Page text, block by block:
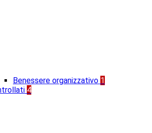
Benessere organizzativo 1
4